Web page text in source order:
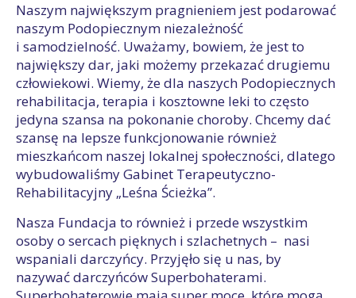
Naszym największym pragnieniem jest podarować
naszym Podopiecznym niezależność
i samodzielność. Uważamy, bowiem, że jest to
największy dar, jaki możemy przekazać drugiemu
człowiekowi. Wiemy, że dla naszych Podopiecznych
rehabilitacja, terapia i kosztowne leki to często
jedyna szansa na pokonanie choroby. Chcemy dać
szansę na lepsze funkcjonowanie również
mieszkańcom naszej lokalnej społeczności, dlatego
wybudowaliśmy Gabinet Terapeutyczno-
Rehabilitacyjny „Leśna Ścieżka”.
Nasza Fundacja to również i przede wszystkim
osoby o sercach pięknych i szlachetnych – nasi
wspaniali darczyńcy. Przyjęło się u nas, by
nazywać darczyńców Superbohaterami.